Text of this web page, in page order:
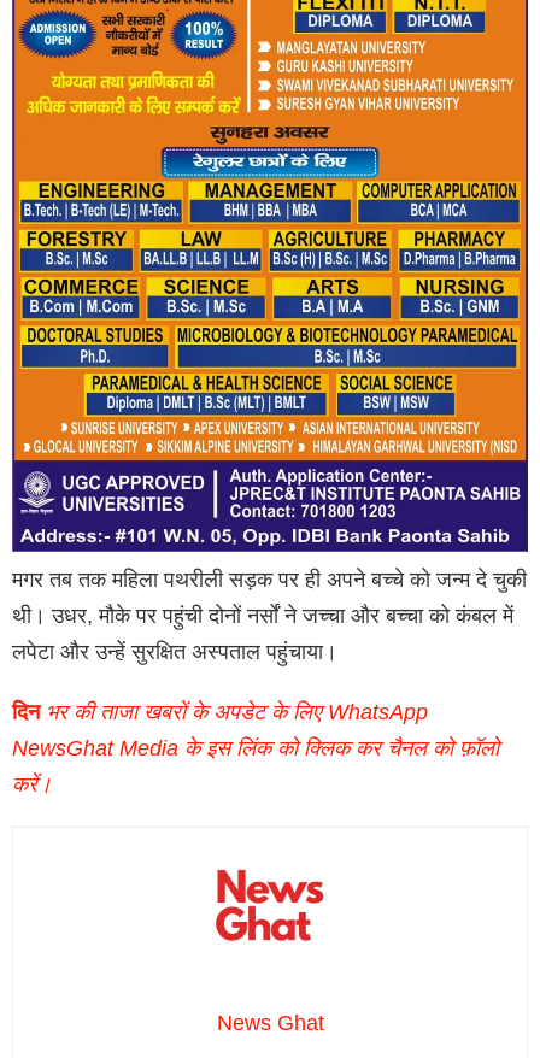
मगर तब तक महिला पथरीली सड़क पर ही अपने बच्चे को जन्म दे चुकी
थी। उधर, मौके पर पहुंची दोनों नर्सों ने जच्चा और बच्चा को कंबल में
लपेटा और उन्हें सुरक्षित अस्पताल पहुंचाया।
दिनभर की ताजा खबरों के अपडेट के लिए WhatsApp
NewsGhat Media के इस लिंक को क्लिक कर चैनल को फ़ॉलो
करें।
News Ghat